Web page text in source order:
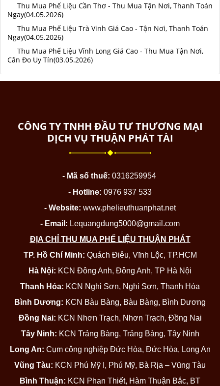
Thu Mua Phế Liệu Cần Thơ - Thu Mua Tận Nơi, Thanh Toán
Ngay(04.05.2026)
Thu Mua Phế Liệu Trà Vinh Giá Cao - Tận Nơi, Thanh Toán
Ngay(04.05.2026)
Thu Mua Phế Liệu Vĩnh Long Giá Cao - Thu Mua Tận Nơi,
Cân Đo Uy Tín(03.05.2026)
CÔNG TY TNHH ĐẦU TƯ THƯƠNG MẠI
DỊCH VỤ THUẬN PHÁT TÀI
- Mã số thuế: 0316259954
- Hotline: 0976 937 533
- Website: www.phelieuthuanphat.net
- Email: Lequangdung5000@gmail.com
ĐỊA CHỈ THU MUA PHẾ LIỆU THUẬN PHÁT
TP. Hồ Chí Minh: Quách Điêu, Vĩnh Lộc, TP.HCM
Hà Nội: KCN Đông Anh, Đông Anh, TP Hà Nội
Thanh Hóa: KCN Nghi Sơn, Nghi Sơn, Thanh Hóa
Bình Dương: KCN Bàu Bàng, Bàu Bàng, Bình Dương
Đồng Nai: KCN Nhơn Trạch, Nhơn Trạch, Đồng Nai
Tây Ninh: KCN Trảng Bàng, Trảng Bàng, Tây Ninh
Long An: Cụm công nghiệp Đức Hòa, Đức Hòa, Long An
Vũng Tàu: KCN Phú Mỹ I, Phú Mỹ, Bà Rịa – Vũng Tàu
Bình Thuận: KCN Phan Thiết, Hàm Thuận Bắc, BT